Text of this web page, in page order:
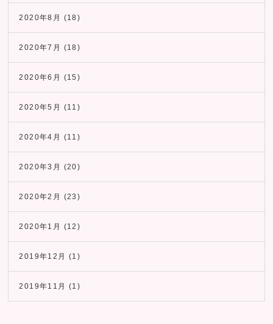
2020年8月 (18)
2020年7月 (18)
2020年6月 (15)
2020年5月 (11)
2020年4月 (11)
2020年3月 (20)
2020年2月 (23)
2020年1月 (12)
2019年12月 (1)
2019年11月 (1)